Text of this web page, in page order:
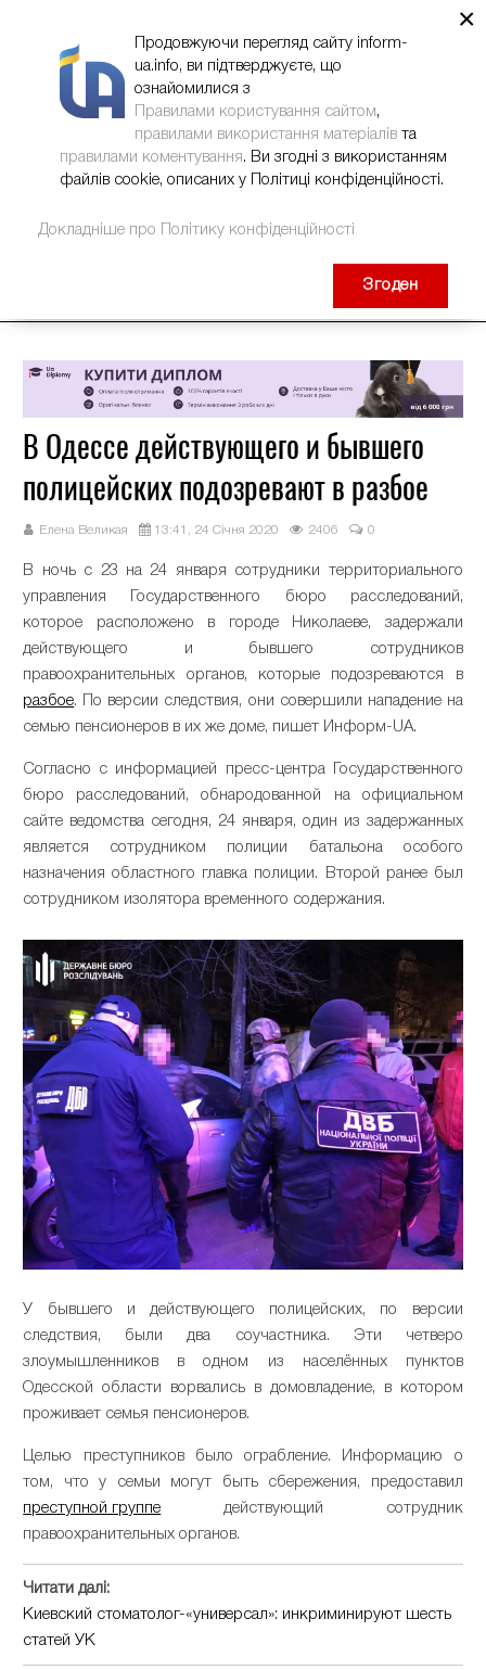
В Одессе действующего и бывшего
полицейских подозревают в разбое
Елена Великая 13:41, 24 Січня 2020 2406 0
В ночь с 23 на 24 января сотрудники территориального
управления Государственного бюро расследований,
которое расположено в городе Николаеве, задержали
действующего и бывшего сотрудников
правоохранительных органов, которые подозреваются в
разбое. По версии следствия, они совершили нападение на
семью пенсионеров в их же доме, пишет Информ-UA.
Согласно с информацией пресс-центра Государственного
бюро расследований, обнародованной на официальном
сайте ведомства сегодня, 24 января, один из задержанных
является сотрудником полиции батальона особого
назначения областного главка полиции. Второй ранее был
сотрудником изолятора временного содержания.
У бывшего и действующего полицейских, по версии
следствия, были два соучастника. Эти четверо
злоумышленников в одном из населённых пунктов
Одесской области ворвались в домовладение, в котором
проживает семья пенсионеров.
Целью преступников было ограбление. Информацию о
том, что у семьи могут быть сбережения, предоставил
преступной группе действующий сотрудник
правоохранительных органов.
Читати далі:
Киевский стоматолог-«универсал»: инкриминируют шесть
статей УК
×
Продовжуючи перегляд сайту inform-
ua.info, ви підтверджуєте, що
ознайомилися з
Правилами користування сайтом,
правилами використання матеріалів та
правилами коментування. Ви згодні з використанням
файлів cookie, описаних у Політиці конфіденційності.
Докладніше про Політику конфіденційності
Згоден